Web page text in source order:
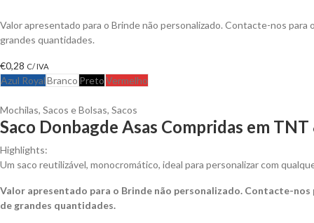
Valor apresentado para o Brinde não personalizado. Contacte-nos
grandes quantidades.
€0,28 C/ IVA
Azul RoyalBranco PretoVermelho
Mochilas, Sacos e Bolsas, Sacos
Saco Donbagde Asas Compridas em
Highlights:
Um saco reutilizável, monocromático, ideal para personalizar com
Valor apresentado para o Brinde não personalizado. Contacte-
de grandes quantidades.